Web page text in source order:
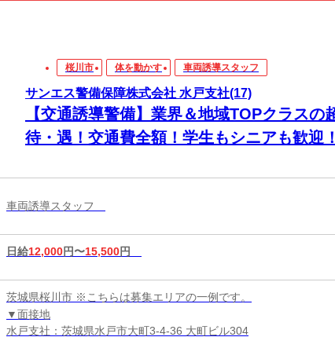
桜川市 体を動かす 車両誘導スタッフ
サンエス警備保障株式会社 水戸支社(17)
【交通誘導警備】業界＆地域TOPクラスの
待・遇！交通費全額！学生もシニアも歓迎
車両誘導スタッフ
日給12,000円〜15,500円
茨城県桜川市 ※こちらは募集エリアの一例です。
▼面接地
水戸支社：茨城県水戸市大町3-4-36 大町ビル304